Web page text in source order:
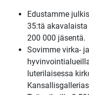
Edustamme
35:tä
200 000 jäsentä.
Sovimme virka-
luterilaisessa